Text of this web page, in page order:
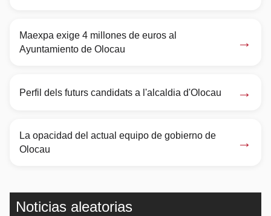
Maexpa exige 4 millones de euros al
Ayuntamiento de Olocau
→
Perfil dels futurs candidats a l'alcaldia d'Olocau →
La opacidad del actual equipo de gobierno de
Olocau
→
Noticias aleatorias